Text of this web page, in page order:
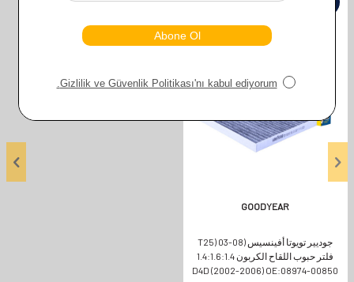
GOODYEAR
جوديير تويوتا أفينسيس (T25) 03-08
فلتر حبوب اللقاح الكربون 1.4:1.6:1.4
D4D (2002-2006) OE:08974-00850